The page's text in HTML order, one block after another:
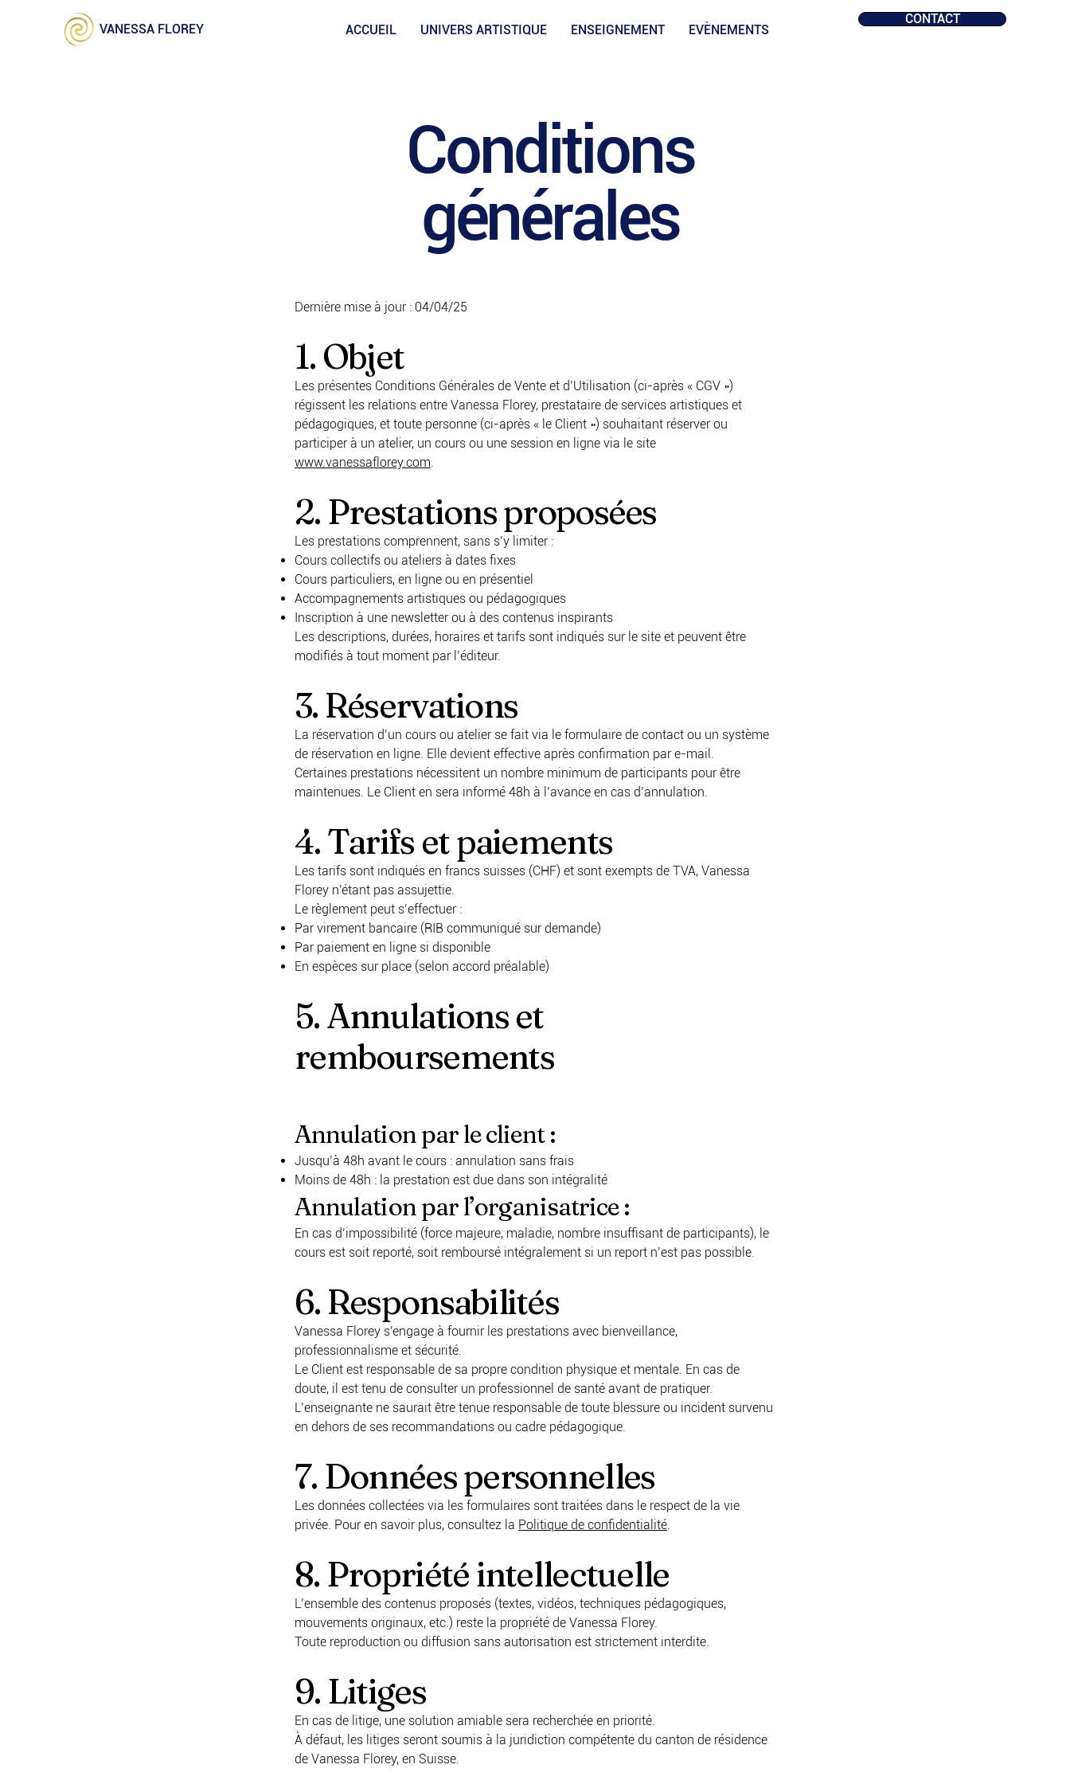
VANESSA FLOREY ACCUEIL UNIVERS ARTISTIQUE ENSEIGNEMENT EVÈNEMENTS
CONTACT
Conditions
générales
Dernière mise à jour : 04/04/25
1. Objet
Les présentes Conditions Générales de Vente et d’Utilisation (ci-après « CGV »)
régissent les relations entre Vanessa Florey, prestataire de services artistiques et
pédagogiques, et toute personne (ci-après « le Client ») souhaitant réserver ou
participer à un atelier, un cours ou une session en ligne via le site
www.vanessaflorey.com.
2. Prestations proposées
Les prestations comprennent, sans s’y limiter :
Cours collectifs ou ateliers à dates fixes
Cours particuliers, en ligne ou en présentiel
Accompagnements artistiques ou pédagogiques
Inscription à une newsletter ou à des contenus inspirants
Les descriptions, durées, horaires et tarifs sont indiqués sur le site et peuvent être
modifiés à tout moment par l’éditeur.
3. Réservations
La réservation d’un cours ou atelier se fait via le formulaire de contact ou un système
de réservation en ligne. Elle devient effective après confirmation par e-mail.
Certaines prestations nécessitent un nombre minimum de participants pour être
maintenues. Le Client en sera informé 48h à l’avance en cas d’annulation.
4. Tarifs et paiements
Les tarifs sont indiqués en francs suisses (CHF) et sont exempts de TVA, Vanessa
Florey n'étant pas assujettie.
Le règlement peut s’effectuer :
Par virement bancaire (RIB communiqué sur demande)
Par paiement en ligne si disponible
En espèces sur place (selon accord préalable)
5. Annulations et
remboursements
Annulation par le client :
Jusqu’à 48h avant le cours : annulation sans frais
Moins de 48h : la prestation est due dans son intégralité
Annulation par l’organisatrice :
En cas d’impossibilité (force majeure, maladie, nombre insuffisant de participants), le
cours est soit reporté, soit remboursé intégralement si un report n’est pas possible.
6. Responsabilités
Vanessa Florey s'engage à fournir les prestations avec bienveillance,
professionnalisme et sécurité.
Le Client est responsable de sa propre condition physique et mentale. En cas de
doute, il est tenu de consulter un professionnel de santé avant de pratiquer.
L’enseignante ne saurait être tenue responsable de toute blessure ou incident survenu
en dehors de ses recommandations ou cadre pédagogique.
7. Données personnelles
Les données collectées via les formulaires sont traitées dans le respect de la vie
privée. Pour en savoir plus, consultez la Politique de confidentialité.
8. Propriété intellectuelle
L’ensemble des contenus proposés (textes, vidéos, techniques pédagogiques,
mouvements originaux, etc.) reste la propriété de Vanessa Florey.
Toute reproduction ou diffusion sans autorisation est strictement interdite.
9. Litiges
En cas de litige, une solution amiable sera recherchée en priorité.
À défaut, les litiges seront soumis à la juridiction compétente du canton de résidence
de Vanessa Florey, en Suisse.